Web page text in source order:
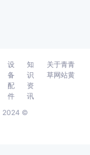
2024 ©
设
备
配
件
知
识
资
讯
关于青青
草网站黄